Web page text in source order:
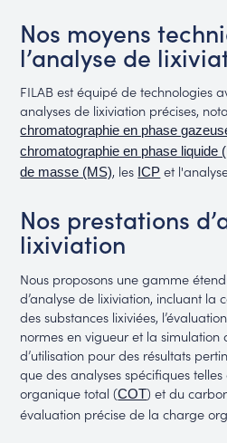
Nos moyens
l’analyse de
FILAB est équipé de technologies
analyses de lixiviation précises,
chromatographie en phase
chromatographie en phase liquide
de masse (MS), les ICP et
Nos prestations
lixiviation
Nous proposons une gamme
d’analyse de lixiviation, incluant la
des substances lixiviées,
normes en vigueur et la simulation
d’utilisation pour des résultats
que des analyses spécifiques
organique total (COT) et du
évaluation précise de la charge